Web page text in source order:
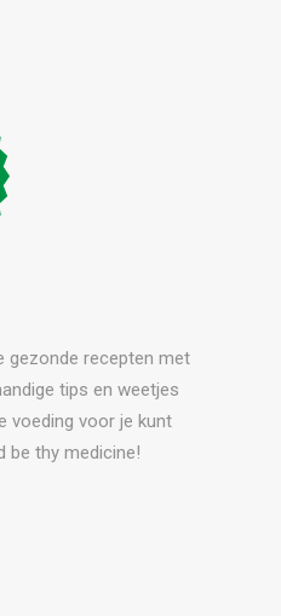
gezonde recepten met
tips en weetjes
voeding voor je kunt
be thy medicine!